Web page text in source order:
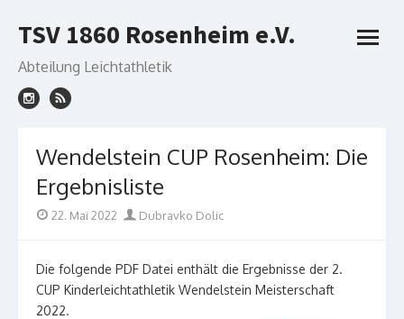
to
TSV 1860 Rosenheim e.V.
Abteilung Leichtathletik
open
Wendelstein CUP Rosenheim: Die
Ergebnisliste
Posted
22. Mai 2022 Author
Dubravko Dolic
Die folgende PDF Datei enthält die Ergebnisse der 2.
CUP Kinderleichtathletik Wendelstein Meisterschaft
2022.